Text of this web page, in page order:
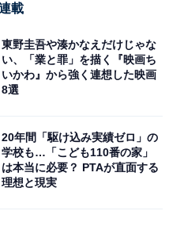
過ごす時間
ゆるIQ（知能指数）だ
Quotient：心の
の取り組み全般を指し
載
東野圭吾や湊かなえだけじゃな
い、「業と罪」を描く『映画ち
いかわ』から強く連想した映画
8選
20年間「駆け込み実績ゼロ」の
学校も…「こども110番の家」
は本当に必要？ PTAが直面する
理想と現実